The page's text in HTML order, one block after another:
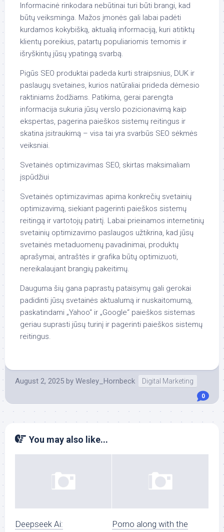
Informacinė rinkodara nebūtinai turi būti brangi, kad
būtų veiksminga. Mažos įmonės gali labai padėti
kurdamos kokybišką, aktualią informaciją, kuri atitiktų
klientų poreikius, patartų populiariomis temomis ir
išryškintų jūsų ypatingą svarbą.
Pigūs SEO produktai padeda kurti straipsnius, DUK ir
paslaugų svetaines, kurios natūraliai prideda dėmesio
raktiniams žodžiams. Patikima, gerai parengta
informacija sukuria jūsų verslo pozicionavimą kaip
ekspertas, pagerina paieškos sistemų reitingus ir
skatina įsitraukimą – visa tai yra svarbūs SEO sėkmės
veiksniai.
Svetainės optimizavimas SEO, skirtas maksimaliam
įspūdžiui
Svetainės optimizavimas apima konkrečių svetainių
optimizavimą, siekiant pagerinti paieškos sistemų
reitingą ir vartotojų patirtį. Labai prieinamos internetinių
svetainių optimizavimo paslaugos užtikrina, kad jūsų
svetainės metaduomenų pavadinimai, produktų
aprašymai, antraštės ir grafika būtų optimizuoti,
nereikalaujant brangių pakeitimų.
Dauguma šių gana paprastų pataisymų gali gerokai
padidinti jūsų svetainės aktualumą ir nuskaitomumą,
paskatindami „Yahoo“ ir „Google“ paieškos sistemas
geriau suprasti jūsų turinį ir pagerinti paieškos sistemų
reitingus.
August 2, 2025 by Wesley_Hornbeck Digital Marketing
0
You may also like...
Deepseek Ai:
Porno along with the